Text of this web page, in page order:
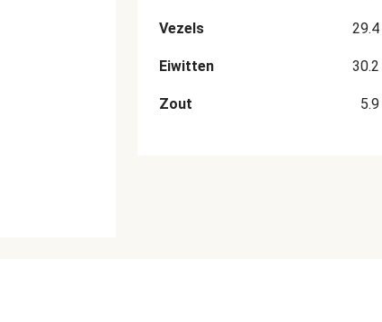
Vezels 29.4
Eiwitten 30.2
Zout 5.9